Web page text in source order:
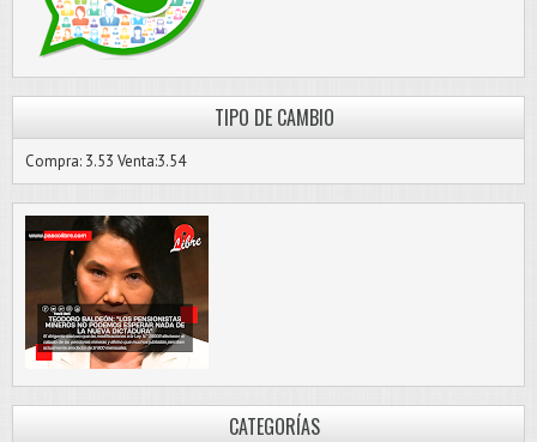
TIPO DE CAMBIO
Compra: 3.53 Venta:3.54
CATEGORÍAS